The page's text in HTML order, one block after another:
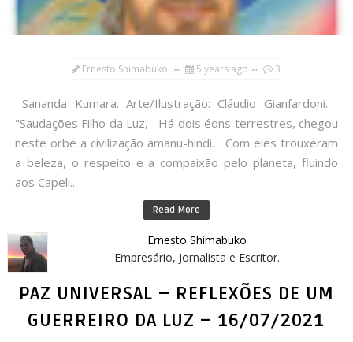
Ernesto Shimabuko 5 years ago 3
Sananda Kumara. Arte/Ilustração: Cláudio Gianfardoni.
"Saudações Filho da Luz, Há dois éons terrestres, chegou
neste orbe a civilização amanu-hindi. Com eles trouxeram
a beleza, o respeito e a compaixão pelo planeta, fluindo
aos Capeli...
Read More
Ernesto Shimabuko
Empresário, Jornalista e Escritor.
PAZ UNIVERSAL – REFLEXÕES DE UM
GUERREIRO DA LUZ – 16/07/2021